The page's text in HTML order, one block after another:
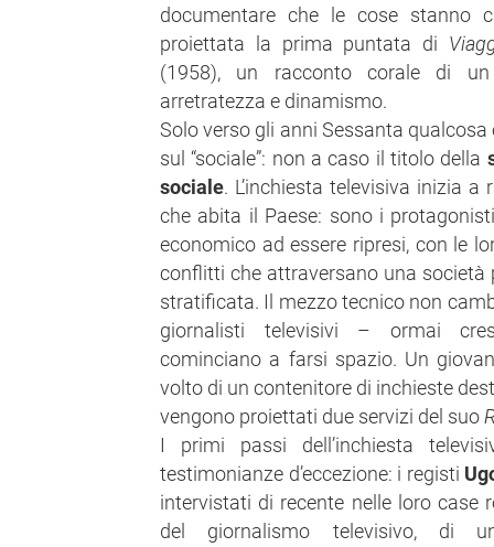
documentare che le cose stanno
proiettata la prima puntata di
(1958), un racconto corale di
arretratezza e dinamismo.
Solo verso gli anni Sessanta
sul “sociale”: non a caso il titolo della
sociale. L’inchiesta televisiva inizia
che abita il Paese: sono i
economico ad essere ripresi, con le
conflitti che attraversano una società
stratificata. Il mezzo tecnico non
giornalisti televisivi – ormai
cominciano a farsi spazio. Un
volto di un contenitore di inchieste
vengono proiettati due servizi del suo
I primi passi dell’inchiesta
testimonianze d’eccezione: i registi
intervistati di recente nelle loro case
del giornalismo televisivo, di